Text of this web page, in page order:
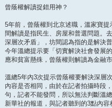
曾蔭權解讀捉錯用神？
5年前，曾蔭權到北京述職，溫家寶
間解讀是指民生、房屋和普選問題。
深層次矛盾」，坊間認為指的是解決
今年溫總提示要「切實解決社會發展
應和貧富懸殊，曾蔭權則解讀為金融
溫總5年內3次提示曾蔭權要解決深層
內容是否相同，由於在記者拍攝時段
句，記者不能發問，所以無法判斷溫
新華社的報道，與記者聽到的3點內